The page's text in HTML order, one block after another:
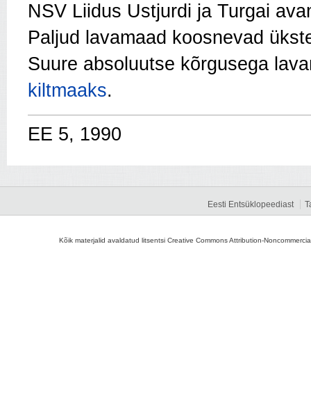
NSV Liidus Ustjurdi ja Turgai
Paljud lavamaad koosnevad
Suure absoluutse kõrgusega
kiltmaaks.
EE 5, 1990
Eesti Entsüklopeediast
Kõik materjalid avaldatud litsentsi Creative Commons Attribution-